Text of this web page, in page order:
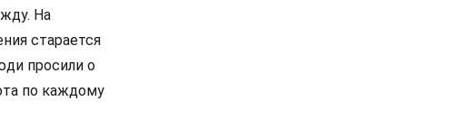
На
старается
просили о
по каждому